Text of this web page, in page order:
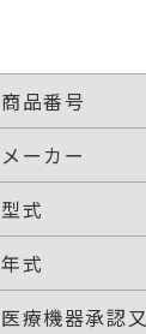
商品番号
メーカー
型式
年式
医療機器承認